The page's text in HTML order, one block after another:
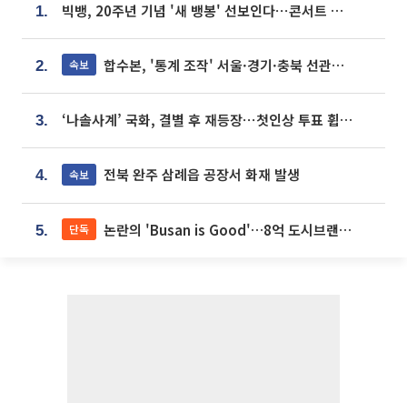
1. 빅뱅, 20주년 기념 '새 뱅봉' 선보인다⋯콘서트 앞두고 팝업 개최
2. 속보 합수본, '통계 조작' 서울·경기·충북 선관위 등 추가 압수수색
3. ‘나솔사계’ 국화, 결별 후 재등장⋯첫인상 투표 휩쓸고 ‘인기녀’ 등극
4. 속보 전북 완주 삼례읍 공장서 화재 발생
5. 단독 논란의 'Busan is Good'…8억 도시브랜드, 용산 대통령실 CI 업체가 수행